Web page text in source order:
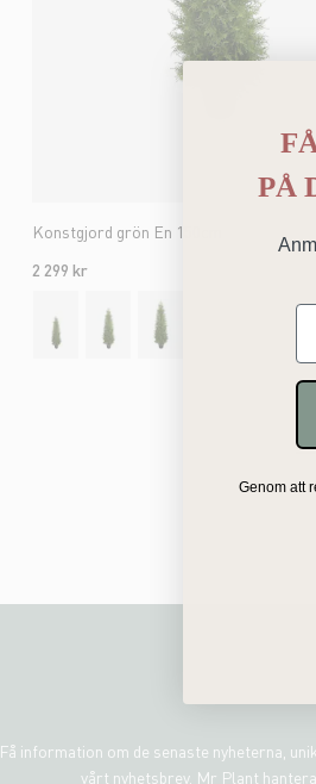
Konstgjord grön En 150cm
2 299 kr
Få information om de senaste nyheterna,
vårt nyhetsbrev. Mr Plant
PÅ
Genom att